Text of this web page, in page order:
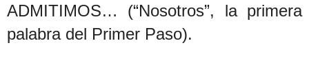
ADMITIMOS… (“Nosotros”, la primera
palabra del Primer Paso).